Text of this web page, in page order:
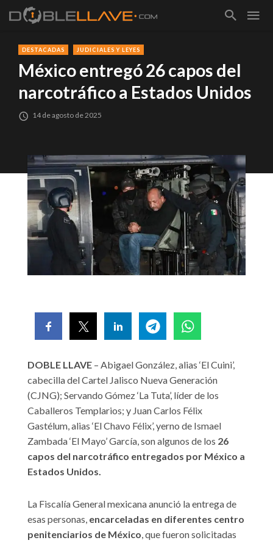
DESTACADAS JUDICIALES Y LEYES
México entregó 26 capos del
narcotráfico a Estados Unidos
14 de agosto de 2025
DOBLE LLAVE – Abigael González, alias ‘El Cuini’,
cabecilla del Cartel Jalisco Nueva Generación
(CJNG); Servando Gómez ‘La Tuta’, líder de los
Caballeros Templarios; y Juan Carlos Félix
Gastélum, alias ‘El Chavo Félix’, yerno de Ismael
Zambada ‘El Mayo’ García, son algunos de los 26
capos del narcotráfico entregados por México a
Estados Unidos.
La Fiscalía General mexicana anunció la entrega de
esas personas, encarceladas en diferentes centro
penitenciarios de México, que fueron solicitadas